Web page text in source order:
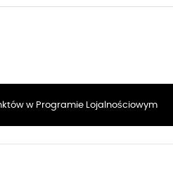
w Programie Lojalnościowym